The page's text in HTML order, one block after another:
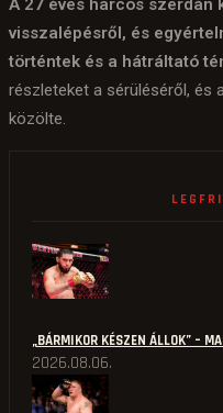
A 27 éves harcos szerdán
visszalépésről, és
történtek és a hátráltató
részleteket a sérüléséről, és
közölte.
„BÁRMIKOR KÉSZEN ÁLLOK” –
2026.08.06.